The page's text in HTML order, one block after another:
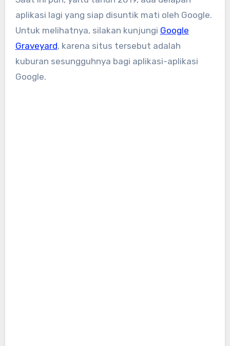
aplikasi lagi yang siap disuntik mati oleh Google.
Untuk melihatnya, silakan kunjungi Google
Graveyard, karena situs tersebut adalah
kuburan sesungguhnya bagi aplikasi-aplikasi
Google.